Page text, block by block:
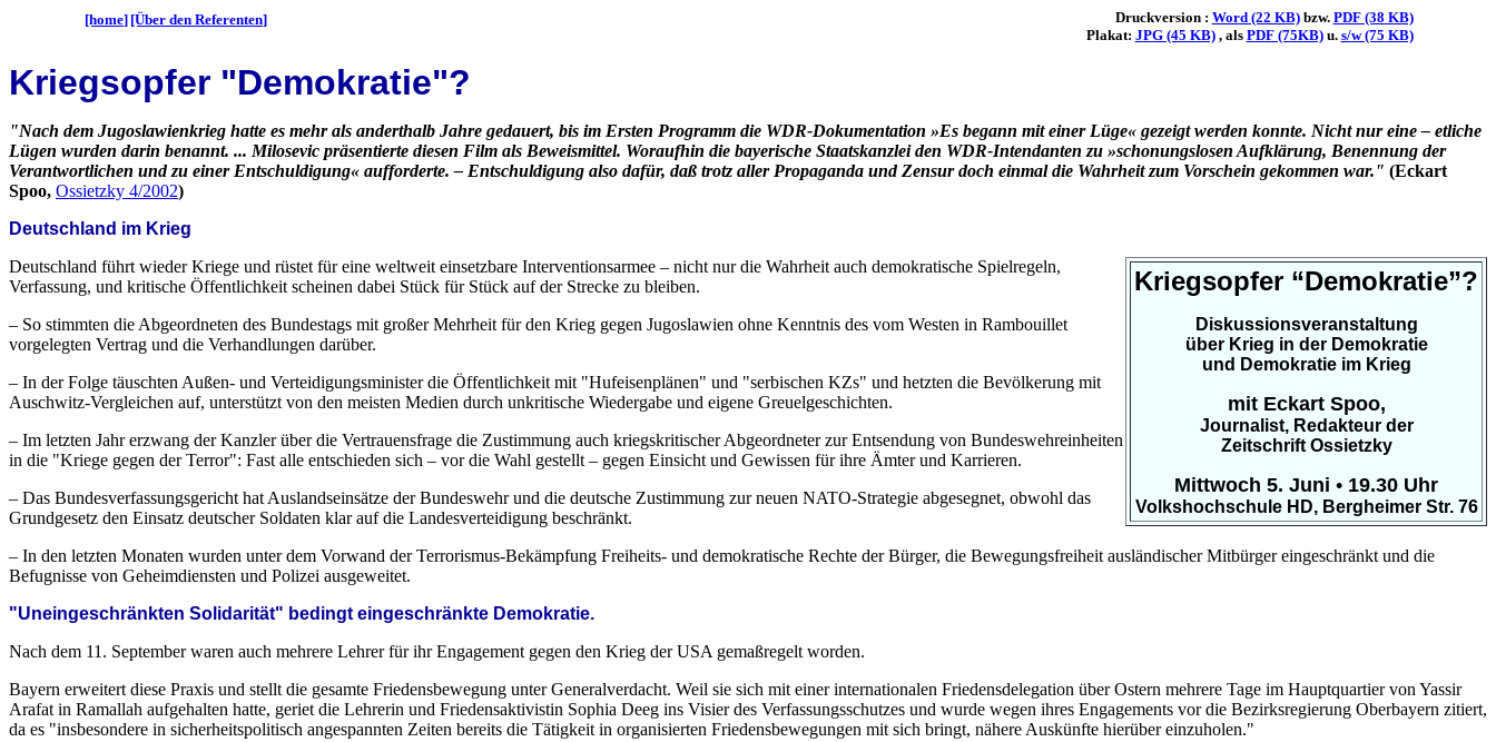
[home] [Über den Referenten] Druckversion : Word (22 KB)bzw. PDF (38 KB)
Plakat: JPG (45 KB), als PDF (75KB)u. s/w (75 KB)
Kriegsopfer "Demokratie"?
"Nach dem Jugoslawienkrieg hatte es mehr als anderthalb Jahre gedauert, bis im Ersten Programm die WDR-Dokumentation »Es begann mit einer Lüge« gezeigt werden konnte. Nicht nur eine – etliche
Lügen wurden darin benannt. ... Milosevic präsentierte diesen Film als Beweismittel. Woraufhin die bayerische Staatskanzlei den WDR-Intendanten zu »schonungslosen Aufklärung, Benennung der
Verantwortlichen und zu einer Entschuldigung« aufforderte. – Entschuldigung also dafür, daß trotz aller Propaganda und Zensur doch einmal die Wahrheit zum Vorschein gekommen war." (Eckart
Spoo, Ossietzky 4/2002)
Deutschland im Krieg
Kriegsopfer “Demokratie”?
Diskussionsveranstaltung
über Krieg in der Demokratie
und Demokratie im Krieg
mit Eckart Spoo,
Journalist, Redakteur der
Zeitschrift Ossietzky
Mittwoch 5. Juni • 19.30 Uhr
Volkshochschule HD, Bergheimer Str. 76
Deutschland führt wieder Kriege und rüstet für eine weltweit einsetzbare Interventionsarmee – nicht nur die Wahrheit auch demokratische Spielregeln,
Verfassung, und kritische Öffentlichkeit scheinen dabei Stück für Stück auf der Strecke zu bleiben.
– So stimmten die Abgeordneten des Bundestags mit großer Mehrheit für den Krieg gegen Jugoslawien ohne Kenntnis des vom Westen in Rambouillet
vorgelegten Vertrag und die Verhandlungen darüber.
– In der Folge täuschten Außen- und Verteidigungsminister die Öffentlichkeit mit "Hufeisenplänen" und "serbischen KZs" und hetzten die Bevölkerung mit
Auschwitz-Vergleichen auf, unterstützt von den meisten Medien durch unkritische Wiedergabe und eigene Greuelgeschichten.
– Im letzten Jahr erzwang der Kanzler über die Vertrauensfrage die Zustimmung auch kriegskritischer Abgeordneter zur Entsendung von Bundeswehreinheiten
in die "Kriege gegen der Terror": Fast alle entschieden sich – vor die Wahl gestellt – gegen Einsicht und Gewissen für ihre Ämter und Karrieren.
– Das Bundesverfassungsgericht hat Auslandseinsätze der Bundeswehr und die deutsche Zustimmung zur neuen NATO-Strategie abgesegnet, obwohl das
Grundgesetz den Einsatz deutscher Soldaten klar auf die Landesverteidigung beschränkt.
– In den letzten Monaten wurden unter dem Vorwand der Terrorismus-Bekämpfung Freiheits- und demokratische Rechte der Bürger, die Bewegungsfreiheit ausländischer Mitbürger eingeschränkt und die
Befugnisse von Geheimdiensten und Polizei ausgeweitet.
"Uneingeschränkten Solidarität" bedingt eingeschränkte Demokratie.
Nach dem 11. September waren auch mehrere Lehrer für ihr Engagement gegen den Krieg der USA gemaßregelt worden.
Bayern erweitert diese Praxis und stellt die gesamte Friedensbewegung unter Generalverdacht. Weil sie sich mit einer internationalen Friedensdelegation über Ostern mehrere Tage im Hauptquartier von Yassir
Arafat in Ramallah aufgehalten hatte, geriet die Lehrerin und Friedensaktivistin Sophia Deeg ins Visier des Verfassungsschutzes und wurde wegen ihres Engagements vor die Bezirksregierung Oberbayern zitiert,
da es "insbesondere in sicherheitspolitisch angespannten Zeiten bereits die Tätigkeit in organisierten Friedensbewegungen mit sich bringt, nähere Auskünfte hierüber einzuholen."